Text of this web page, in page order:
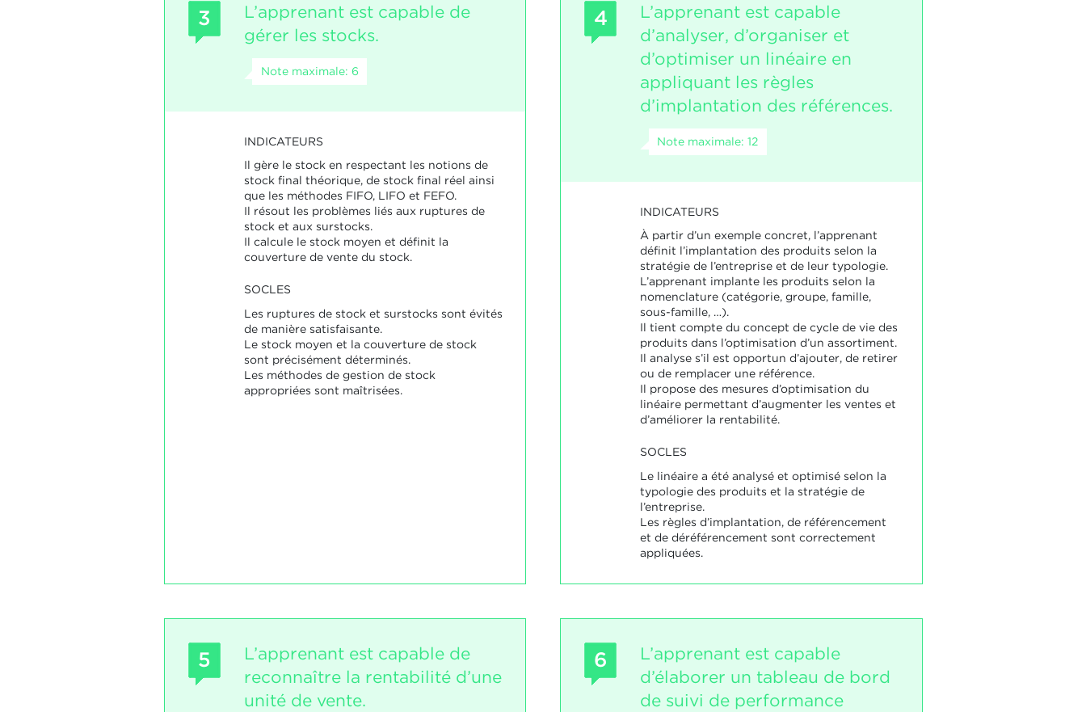
3
L’apprenant est capable de
gérer les stocks.
Note maximale: 6
INDICATEURS
Il gère le stock en respectant les notions de
stock final théorique, de stock final réel ainsi
que les méthodes FIFO, LIFO et FEFO.
Il résout les problèmes liés aux ruptures de
stock et aux surstocks.
Il calcule le stock moyen et définit la
couverture de vente du stock.
SOCLES
Les ruptures de stock et surstocks sont évités
de manière satisfaisante.
Le stock moyen et la couverture de stock
sont précisément déterminés.
Les méthodes de gestion de stock
appropriées sont maîtrisées.
4
L’apprenant est capable
d’analyser, d’organiser et
d’optimiser un linéaire en
appliquant les règles
d’implantation des références.
Note maximale: 12
INDICATEURS
À partir d’un exemple concret, l’apprenant
définit l’implantation des produits selon la
stratégie de l’entreprise et de leur typologie.
L’apprenant implante les produits selon la
nomenclature (catégorie, groupe, famille,
sous-famille, …).
Il tient compte du concept de cycle de vie des
produits dans l’optimisation d’un assortiment.
Il analyse s’il est opportun d’ajouter, de retirer
ou de remplacer une référence.
Il propose des mesures d’optimisation du
linéaire permettant d’augmenter les ventes et
d’améliorer la rentabilité.
SOCLES
Le linéaire a été analysé et optimisé selon la
typologie des produits et la stratégie de
l’entreprise.
Les règles d’implantation, de référencement
et de déréférencement sont correctement
appliquées.
5
L’apprenant est capable de
reconnaître la rentabilité d’une
unité de vente.
6
L’apprenant est capable
d’élaborer un tableau de bord
de suivi de performance